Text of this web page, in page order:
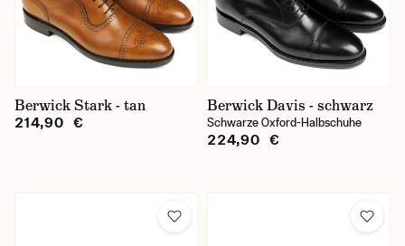
Berwick Stark - tan
214,90 €
Berwick Davis - schwarz
Schwarze Oxford-Halbschuhe
224,90 €